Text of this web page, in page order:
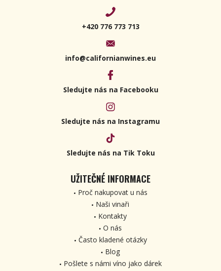
+420 776 773 713
info@californianwines.eu
Sledujte nás na Facebooku
Sledujte nás na Instagramu
Sledujte nás na Tik Toku
UŽITEČNÉ INFORMACE
Proč nakupovat u nás
Naši vinaři
Kontakty
O nás
Často kladené otázky
Blog
Pošlete s námi víno jako dárek